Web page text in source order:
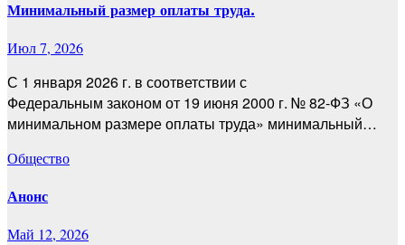
Минимальный размер оплаты труда.
Июл 7, 2026
С 1 января 2026 г. в соответствии с
Федеральным законом от 19 июня 2000 г. № 82-ФЗ «О
минимальном размере оплаты труда» минимальный…
Общество
Анонс
Май 12, 2026